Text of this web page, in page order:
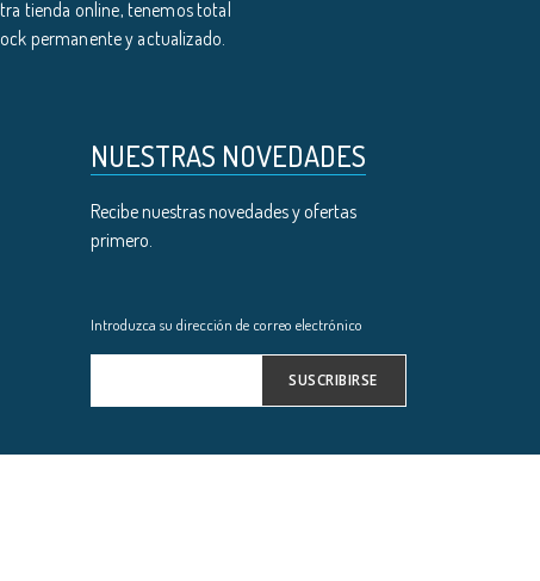
tienda online, tenemos total
permanente y actualizado.
NUESTRAS NOVEDADES
Recibe nuestras novedades y ofertas
primero.
Introduzca su dirección de correo electrónico
SUSCRIBIRSE